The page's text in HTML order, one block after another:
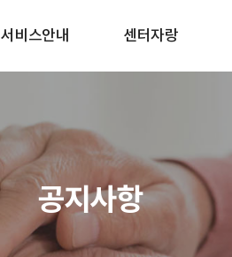
서비스안내 센터자랑
공지사항